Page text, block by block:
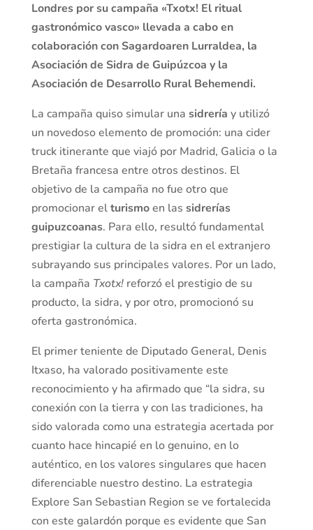
Londres por su campaña «Txotx! El ritual
gastronómico vasco» llevada a cabo en
colaboración con Sagardoaren Lurraldea, la
Asociación de Sidra de Guipúzcoa y la
Asociación de Desarrollo Rural Behemendi.
La campaña quiso simular una sidrería y utilizó
un novedoso elemento de promoción: una cider
truck itinerante que viajó por Madrid, Galicia o la
Bretaña francesa entre otros destinos. El
objetivo de la campaña no fue otro que
promocionar elturismoen las sidrerías
guipuzcoanas. Para ello, resultó fundamental
prestigiar la cultura de la sidra en el extranjero
subrayando sus principales valores. Por un lado,
la campaña Txotx!reforzó el prestigio de su
producto, la sidra, y por otro, promocionó su
oferta gastronómica.
El primer teniente de Diputado General, Denis
Itxaso, ha valorado positivamente este
reconocimiento y ha afirmado que “la sidra, su
conexión con la tierra y con las tradiciones, ha
sido valorada como una estrategia acertada por
cuanto hace hincapié en lo genuino, en lo
auténtico, en los valores singulares que hacen
diferenciable nuestro destino. La estrategia
Explore San Sebastian Region se ve fortalecida
con este galardón porque es evidente que San